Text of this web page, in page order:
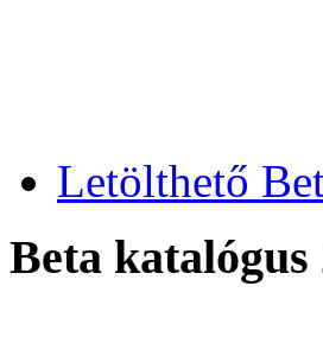
Letölthető
Beta katalógus